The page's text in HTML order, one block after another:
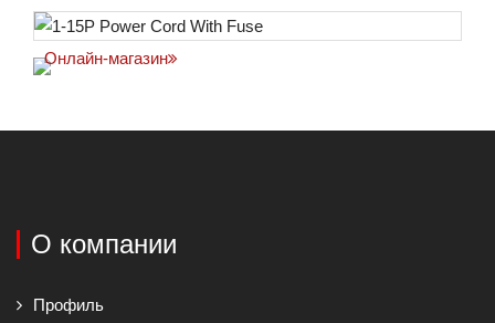
Онлайн-магазин
О компании
Профиль